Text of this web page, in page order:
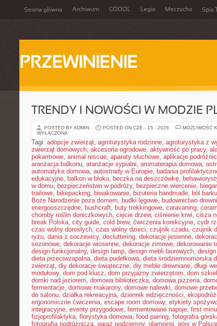
Strona główna Archiwum GOOOL Legia Meczycho Spis
PRZEWINIENIE
TRENDY I NOWOŚCI W MODZIE
POSTED BY ADMIN POSTED ON CZE - 15 - 2026
MOŻLIWOŚĆ
WYŁĄCZONA
Tagi: adopcje zwierząt, agroturystyka rodzinne, agroturystyka z
zwierząt domowych, akcesoria ogrodowe, aktywność po pracy,
pokarmowe, animal rescue, aparaty słuchowe, aplikacje
aranżacja balkonu, aranżacje sypialni, aromaterapia domowa,
automatyka domowa, autostrady w Europie, badania
edukacyjne, balkon w bloku, beczka na deszczówkę,
w domu, bezpieczeństwo w podróży, bezpieczne wiercenie,
trailowe, bikepacking, biwakowanie, bizuteria handmade, ból barku
Boże Narodzenie poza domem, budki lęgowe, budownictwo
energooszczędne, bushcraft, buty trekkingowe, caravaning,
choroby roślin doniczkowych, cięcie drzew, ciśnienie krwi, cisza
break Polska, city guide, cold brew, ćwiczenia korekcyjne, cydr
czas wolny dorosłych, czas wolny dzieci, czujnik czadu, czujnik
ryżu, dania z soczewicy, decluttering, dekoracje jesienne,
sezonowe, dekoracje wiosenne, dekoracje zimowe, dekorowanie
design funkcjonalny, design lamp, design mebli biurowych,
dieta przeciwzapalna, dieta pudełkowa, dieta śródziemnomorska
zwierząt, diy dekoracje świąteczne, diy meble drewniane, długi
modułowy, dom pod klucz, dom przyjazny zwierzętom, dom
domki nad jeziorem, domowa biblioteczka, domowa pizzeria,
fermentacje, domowe makarony, domowe nalewki, domowe
do salonu, działka rekreacyjna, dziennik wdzięczności,
ergonomiczne ćwiczenia, escape room domowy, etykiety
integracyjne, eventy przygodowe, fermentowane napoje, first
fizjoprofilaktyka, florystyka domowa, food pairing, fotografia
fotografia podróżnicza, garaż podziemny, glamping, góry w Polsce